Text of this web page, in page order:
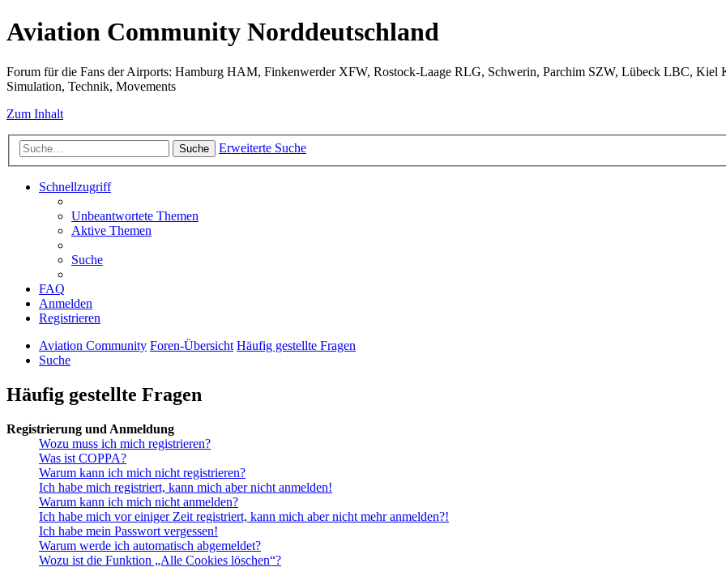
Aviation Community Norddeutschland
Forum für die Fans der Airports: Hamburg HAM, Finkenwerder XFW, Rostock-Laage RLG, Schwerin, Parchim SZW, Lübeck LBC, Kiel
Simulation, Technik, Movements
Zum Inhalt
Suche Erweiterte Suche
Schnellzugriff
Unbeantwortete Themen
Aktive Themen
Suche
FAQ
Anmelden
Registrieren
Aviation Community Foren-Übersicht Häufig gestellte Fragen
Suche
Häufig gestellte Fragen
Registrierung und Anmeldung
Wozu muss ich mich registrieren?
Was ist COPPA?
Warum kann ich mich nicht registrieren?
Ich habe mich registriert, kann mich aber nicht anmelden!
Warum kann ich mich nicht anmelden?
Ich habe mich vor einiger Zeit registriert, kann mich aber nicht mehr anmelden?!
Ich habe mein Passwort vergessen!
Warum werde ich automatisch abgemeldet?
Wozu ist die Funktion „Alle Cookies löschen“?